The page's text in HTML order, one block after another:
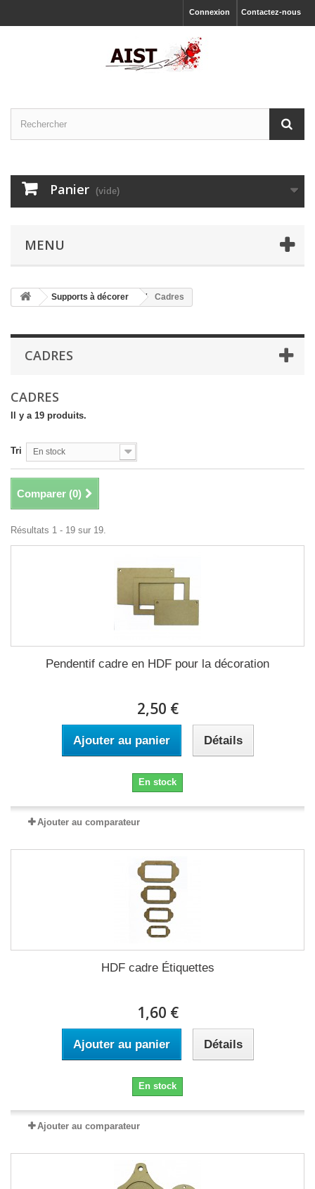
Contactez-nous
Connexion
Panier (vide)
MENU
Supports à décorer Cadres
CADRES
CADRES
Il y a 19 produits.
Tri En stock
Comparer (0)
Résultats 1 - 19 sur 19.
Pendentif cadre en HDF pour la décoration
2,50 €
Ajouter au panier Détails
En stock
Ajouter au comparateur
HDF cadre Étiquettes
1,60 €
Ajouter au panier Détails
En stock
Ajouter au comparateur